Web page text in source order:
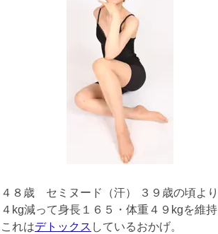
４８歳 セミヌード（汗） ３９歳の頃より
４kg減って身長１６５・体重４９kgを維持
これはデトックス しているおかげ。